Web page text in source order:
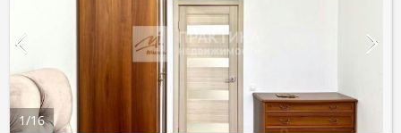
1/16